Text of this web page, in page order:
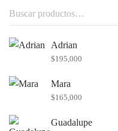
Buscar
por:
Adrian
$195,000
Mara
$165,000
Guadalupe